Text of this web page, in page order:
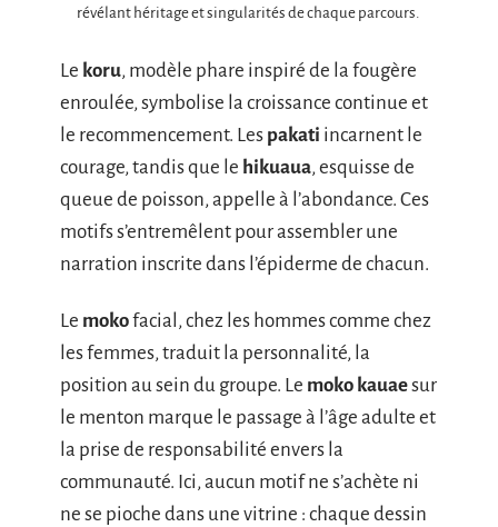
révélant héritage et singularités de chaque parcours.
Le koru, modèle phare inspiré de la fougère
enroulée, symbolise la croissance continue et
le recommencement. Les pakati incarnent le
courage, tandis que le hikuaua, esquisse de
queue de poisson, appelle à l’abondance. Ces
motifs s’entremêlent pour assembler une
narration inscrite dans l’épiderme de chacun.
Le mokofacial, chez les hommes comme chez
les femmes, traduit la personnalité, la
position au sein du groupe. Le moko kauaesur
le menton marque le passage à l’âge adulte et
la prise de responsabilité envers la
communauté. Ici, aucun motif ne s’achète ni
ne se pioche dans une vitrine : chaque dessin